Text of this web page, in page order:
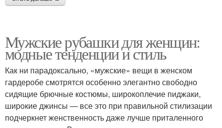
Мужские рубашки для женщин:
модные тенденции и стиль
Как ни парадоксально, «мужские» вещи в женском
гардеробе смотрятся особенно элегантно свободно
сидящие брючные костюмы, широкоплечие пиджаки,
широкие джинсы — все это при правильной стилизации
подчеркнет женственность даже лучше приталенного